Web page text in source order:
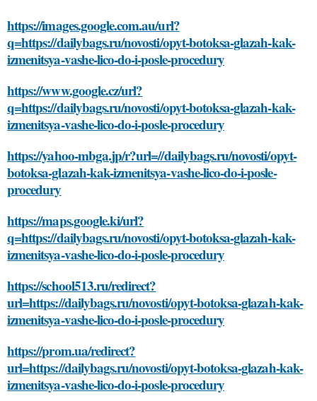
https://images.google.com.au/url?
q=https://dailybags.ru/novosti/opyt-botoksa-glazah-kak-
izmenitsya-vashe-lico-do-i-posle-procedury
https://www.google.cz/url?
q=https://dailybags.ru/novosti/opyt-botoksa-glazah-kak-
izmenitsya-vashe-lico-do-i-posle-procedury
https://yahoo-mbga.jp/r?url=//dailybags.ru/novosti/opyt-
botoksa-glazah-kak-izmenitsya-vashe-lico-do-i-posle-
procedury
https://maps.google.ki/url?
q=https://dailybags.ru/novosti/opyt-botoksa-glazah-kak-
izmenitsya-vashe-lico-do-i-posle-procedury
https://school513.ru/redirect?
url=https://dailybags.ru/novosti/opyt-botoksa-glazah-kak-
izmenitsya-vashe-lico-do-i-posle-procedury
https://prom.ua/redirect?
url=https://dailybags.ru/novosti/opyt-botoksa-glazah-kak-
izmenitsya-vashe-lico-do-i-posle-procedury